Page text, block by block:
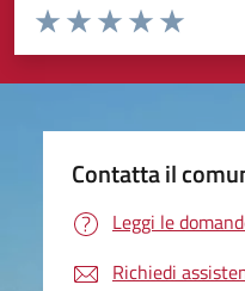
Valuta da 1 a 5 stelle la pagina
Valuta 5
Valuta 4
Valuta 3 stelle su
Valuta 2 stelle su 5
Valuta 1 stelle su 5
Contatta il
Leggi le
Richiedi